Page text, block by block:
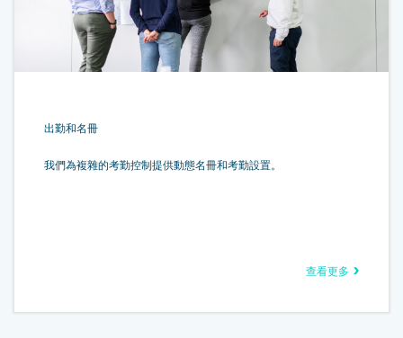
出勤和名冊
我們為複雜的考勤控制提供動態名冊和考勤設置。
查看更多